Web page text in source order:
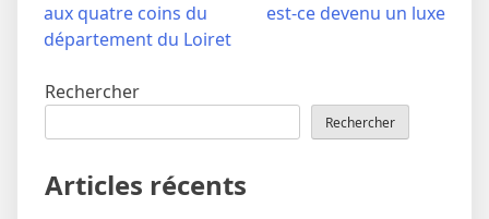
l’article
aux quatre coins du
département du Loiret
est-ce devenu un luxe
Rechercher
Rechercher
Articles récents